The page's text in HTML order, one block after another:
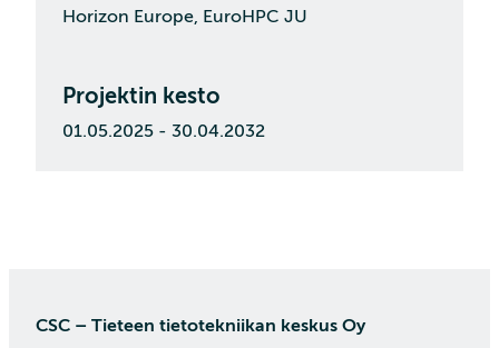
Horizon Europe, EuroHPC JU
Projektin kesto
01.05.2025 - 30.04.2032
CSC – Tieteen tietotekniikan keskus Oy